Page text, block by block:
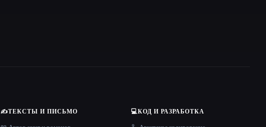
✍️ТЕКСТЫ И ПИСЬМО 💻КОД И РАЗРАБОТКА